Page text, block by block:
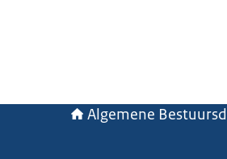
Algemene